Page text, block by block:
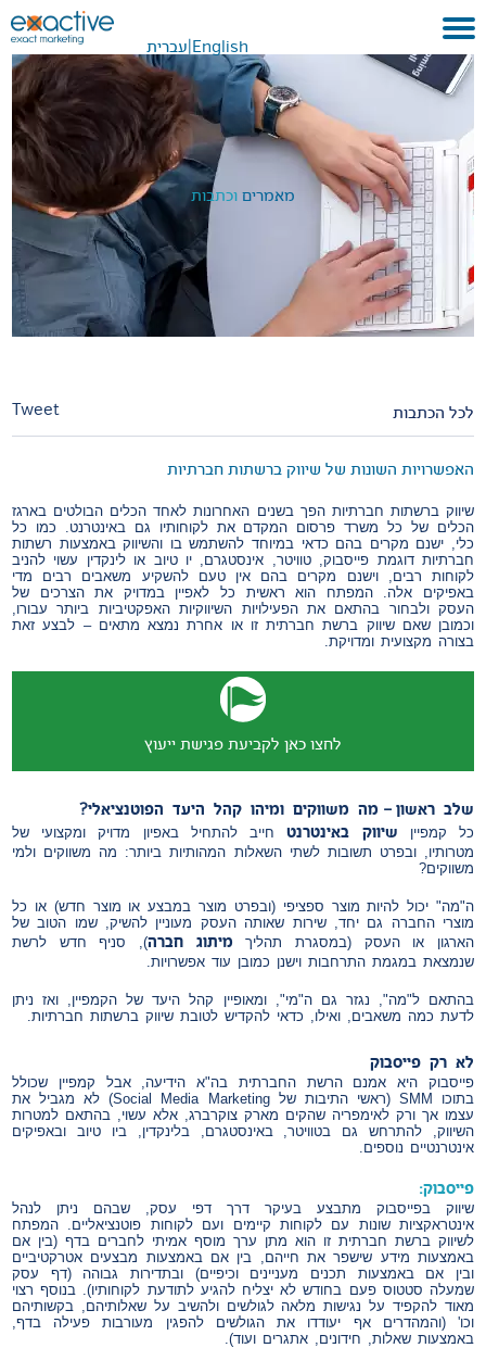
עברית English
בית
אודות
לקוחות ועבודות
שירותים
METAVERSE
מאמרים וכתבות
לכל הכתבות Tweet
האפשרויות השונות של שיווק ברשתות חברתיות
שיווק ברשתות חברתיות הפך בשנים האחרונות לאחד הכלים הבולטים בארגז
הכלים של כל משרד פרסום המקדם את לקוחותיו גם באינטרנט. כמו כל
כלי, ישנם מקרים בהם כדאי במיוחד להשתמש בו והשיווק באמצעות רשתות
חברתיות דוגמת פייסבוק, טוויטר, אינסטגרם, יו טיוב או לינקדין עשוי להניב
לקוחות רבים, וישנם מקרים בהם אין טעם להשקיע משאבים רבים מדי
באפיקים אלה. המפתח הוא ראשית כל לאפיין במדויק את הצרכים של
העסק ולבחור בהתאם את הפעילויות השיווקיות האפקטיביות ביותר עבורו,
וכמובן שאם שיווק ברשת חברתית זו או אחרת נמצא מתאים – לבצע זאת
בצורה מקצועית ומדויקת.
לחצו כאן לקביעת פגישת ייעוץ
שלב ראשון – מה משווקים ומיהו קהל היעד הפוטנציאלי?
כל קמפיין שיווק באינטרנטחייב להתחיל באפיון מדויק ומקצועי של
מטרותיו, ובפרט תשובות לשתי השאלות המהותיות ביותר: מה משווקים ולמי
משווקים?
ה"מה" יכול להיות מוצר ספציפי (ובפרט מוצר במבצע או מוצר חדש) או כל
מוצרי החברה גם יחד, שירות שאותה העסק מעוניין להשיק, שמו הטוב של
הארגון או העסק (במסגרת תהליך מיתוג חברה), סניף חדש לרשת
שנמצאת במגמת התרחבות וישנן כמובן עוד אפשרויות.
בהתאם ל"מה", נגזר גם ה"מי", ומאופיין קהל היעד של הקמפיין, ואז ניתן
לדעת כמה משאבים, ואילו, כדאי להקדיש לטובת שיווק ברשתות חברתיות.
לא רק פייסבוק
פייסבוק היא אמנם הרשת החברתית בה"א הידיעה, אבל קמפיין שכולל
בתוכו SMM (ראשי התיבות של Social Media Marketing) לא מגביל את
עצמו אך ורק לאימפריה שהקים מארק צוקרברג, אלא עשוי, בהתאם למטרות
השיווק, להתרחש גם בטוויטר, באינסטגרם, בלינקדין, ביו טיוב ובאפיקים
אינטרנטיים נוספים.
פייסבוק:
שיווק בפייסבוק מתבצע בעיקר דרך דפי עסק, שבהם ניתן לנהל
אינטראקציות שונות עם לקוחות קיימים ועם לקוחות פוטנציאליים. המפתח
לשיווק ברשת חברתית זו הוא מתן ערך מוסף אמיתי לחברים בדף (בין אם
באמצעות מידע שישפר את חייהם, בין אם באמצעות מבצעים אטרקטיביים
ובין אם באמצעות תכנים מעניינים וכיפיים) ובתדירות גבוהה (דף עסק
שמעלה סטטוס פעם בחודש לא יצליח להגיע לתודעת לקוחותיו). בנוסף רצוי
מאוד להקפיד על נגישות מלאה לגולשים ולהשיב על שאלותיהם, בקשותיהם
וכו' (והמהדרים אף יעודדו את הגולשים להפגין מעורבות פעילה בדף,
באמצעות שאלות, חידונים, אתגרים ועוד).